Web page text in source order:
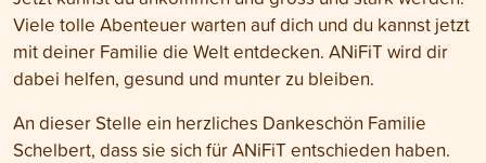
Viele tolle Abenteuer warten auf dich und du kannst jetzt
mit deiner Familie die Welt entdecken. ANiFiT wird dir
dabei helfen, gesund und munter zu bleiben.
An dieser Stelle ein herzliches Dankeschön Familie
Schelbert, dass sie sich für ANiFiT entschieden haben.